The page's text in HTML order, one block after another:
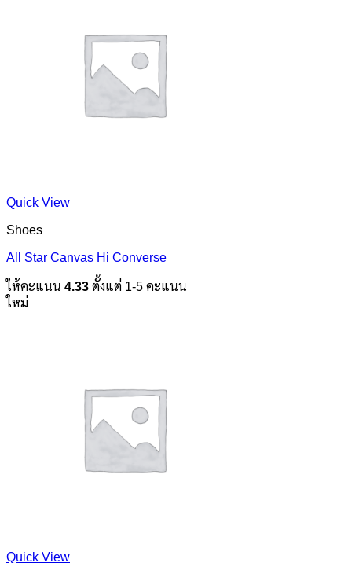
Quick View
Shoes
All Star Canvas Hi Converse
ให้คะแนน 4.33 ตั้งแต่ 1-5 คะแนน
ใหม่
Quick View